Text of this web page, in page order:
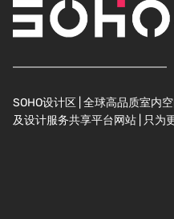
SOHO设计区 | 全球高品质室内
及设计服务共享平台网站 | 只为